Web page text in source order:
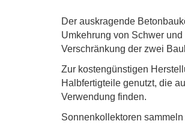
Der auskragende
Umkehrung von Schwer
Verschränkung der zwei
Zur kostengünstigen
Halbfertigteile genutzt, die
Verwendung finden.
Sonnenkollektoren